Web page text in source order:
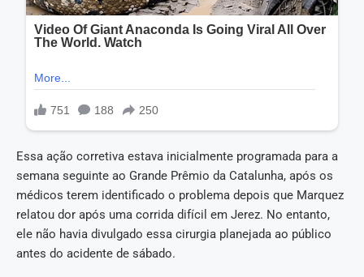
Essa ação corretiva estava inicialmente programada para a
semana seguinte ao Grande Prêmio da Catalunha, após os
médicos terem identificado o problema depois que Marquez
relatou dor após uma corrida difícil em Jerez. No entanto,
ele não havia divulgado essa cirurgia planejada ao público
antes do acidente de sábado.